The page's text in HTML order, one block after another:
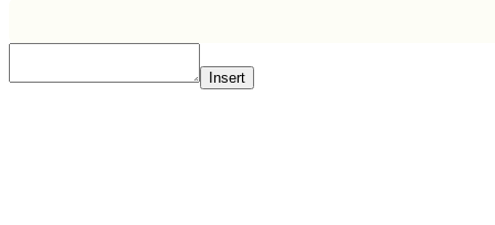
Insert